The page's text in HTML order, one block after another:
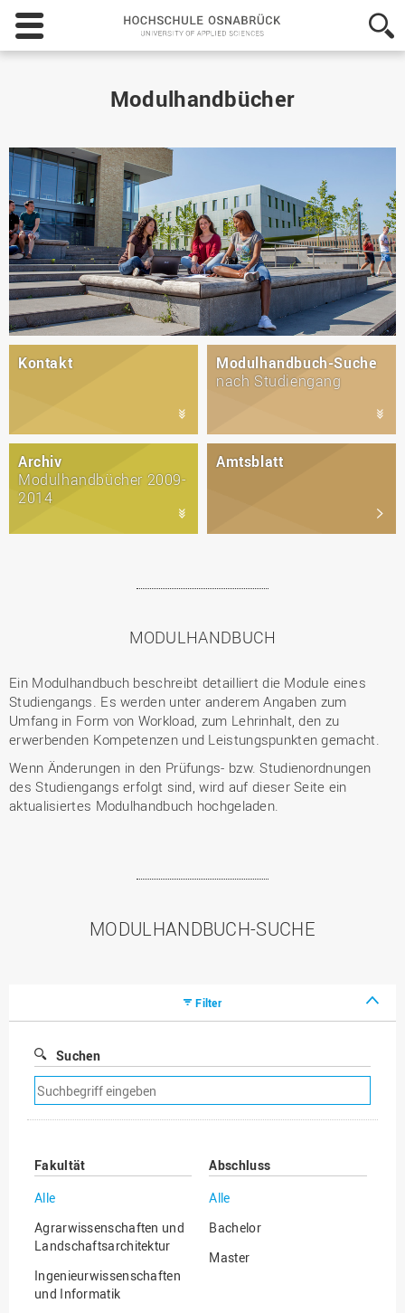
Hochschule
Osnabrück
-
Modulhandbücher
Kontakt
Modulhandbuch-Suche
nach Studiengang
Archiv
Modulhandbücher 2009-
2014
Amtsblatt
MODULHANDBUCH
Ein Modulhandbuch beschreibt detailliert die Module eines
Studiengangs. Es werden unter anderem Angaben zum
Umfang in Form von Workload, zum Lehrinhalt, den zu
erwerbenden Kompetenzen und Leistungspunkten gemacht.
Wenn Änderungen in den Prüfungs- bzw. Studienordnungen
des Studiengangs erfolgt sind, wird auf dieser Seite ein
aktualisiertes Modulhandbuch hochgeladen.
MODULHANDBUCH-SUCHE
Filter
Suchen
Suchfilter
entfernen
Fakultät
Alle
Agrarwissenschaften und
Landschaftsarchitektur
Ingenieurwissenschaften
und Informatik
Abschluss
Alle
Bachelor
Master